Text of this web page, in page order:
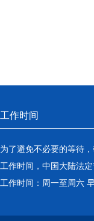
工作时间
为了避免不必要的等待
工作时间，中国大陆法定
工作时间：周一至周六